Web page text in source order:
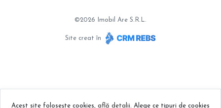
©2026 Imobil Are S.R.L.
Site creat în
Acest site folosește cookies, află detalii. Alege ce tipuri de cookies